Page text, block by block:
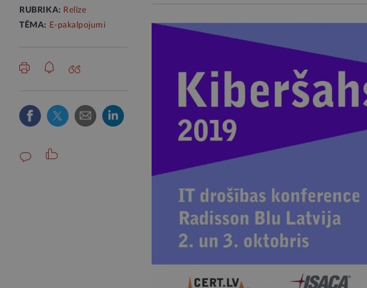
RUBRIKA: Relīze
TĒMA: E-pakalpojumi